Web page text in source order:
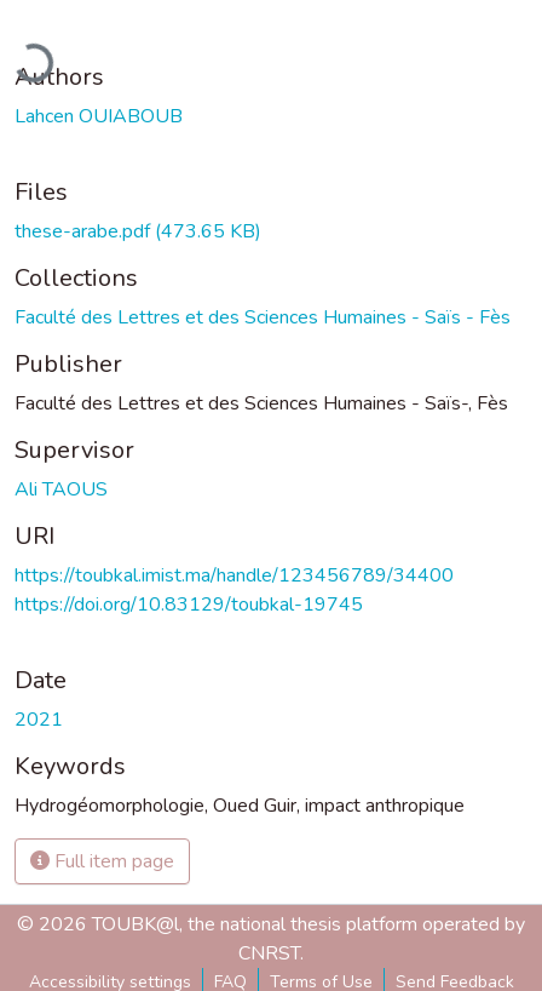
Authors
Lahcen OUIABOUB
Files
these-arabe.pdf(473.65 KB)
Collections
Faculté des Lettres et des Sciences Humaines - Saïs - Fès
Publisher
Faculté des Lettres et des Sciences Humaines - Saïs-, Fès
Supervisor
Ali TAOUS
URI
https://toubkal.imist.ma/handle/123456789/34400
https://doi.org/10.83129/toubkal-19745
Date
2021
Keywords
Hydrogéomorphologie, Oued Guir, impact anthropique
Full item page
© 2026 TOUBK@l, the national thesis platform operated by
CNRST.
Accessibility settings FAQ Terms of Use Send Feedback